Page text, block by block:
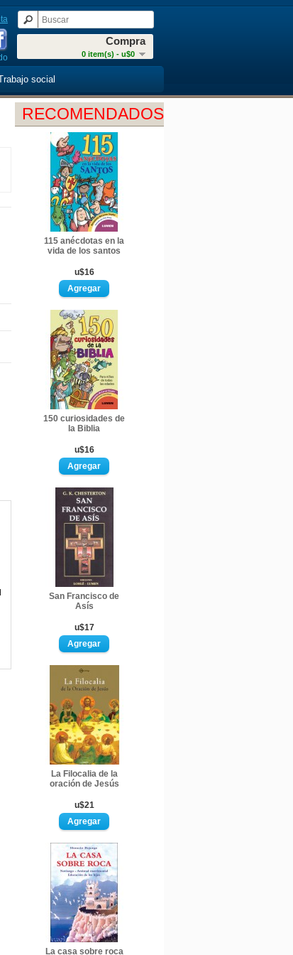
Compra
0 item(s) - u$0
social
RECOMENDADOS
115 anécdotas en la
vida de los santos
u$16
150 curiosidades de
la Biblia
u$16
San Francisco de
Asís
u$17
La Filocalia de la
oración de Jesús
u$21
La casa sobre roca